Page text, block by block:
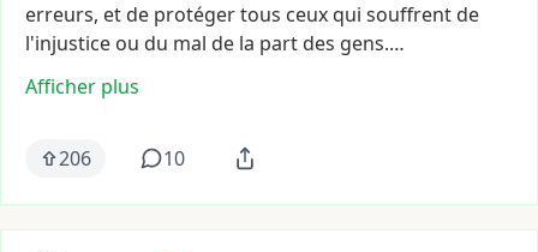
erreurs, et de protégertous ceux qui souffrent de
l'injustice ou du mal de la part des gens.…
Afficher plus
206 10